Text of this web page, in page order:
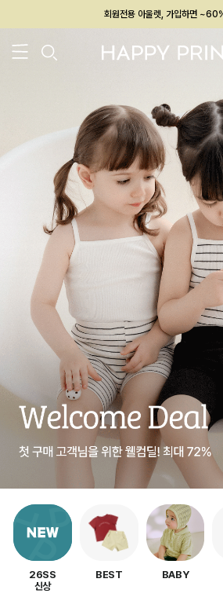
회원전용 아울렛, 가입하면
26SS
신상
BEST BABY